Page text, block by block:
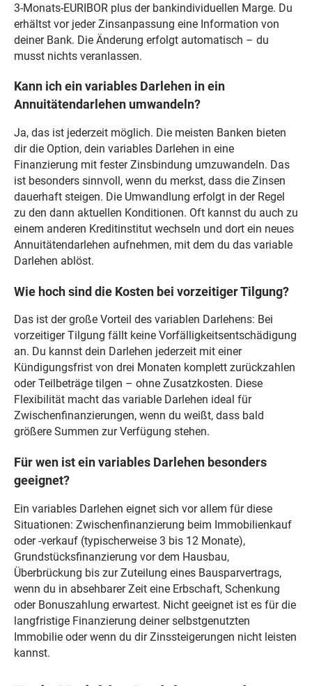
3-Monats-EURIBOR plus der bankindividuellen Marge. Du
erhältst vor jeder Zinsanpassung eine Information von
deiner Bank. Die Änderung erfolgt automatisch – du
musst nichts veranlassen.
Kann ich ein variables Darlehen in ein
Annuitätendarlehen umwandeln?
Ja, das ist jederzeit möglich. Die meisten Banken bieten
dir die Option, dein variables Darlehen in eine
Finanzierung mit fester Zinsbindung umzuwandeln. Das
ist besonders sinnvoll, wenn du merkst, dass die Zinsen
dauerhaft steigen. Die Umwandlung erfolgt in der Regel
zu den dann aktuellen Konditionen. Oft kannst du auch zu
einem anderen Kreditinstitut wechseln und dort ein neues
Annuitätendarlehen aufnehmen, mit dem du das variable
Darlehen ablöst.
Wie hoch sind die Kosten bei vorzeitiger Tilgung?
Das ist der große Vorteil des variablen Darlehens: Bei
vorzeitiger Tilgung fällt keine Vorfälligkeitsentschädigung
an. Du kannst dein Darlehen jederzeit mit einer
Kündigungsfrist von drei Monaten komplett zurückzahlen
oder Teilbeträge tilgen – ohne Zusatzkosten. Diese
Flexibilität macht das variable Darlehen ideal für
Zwischenfinanzierungen, wenn du weißt, dass bald
größere Summen zur Verfügung stehen.
Für wen ist ein variables Darlehen besonders
geeignet?
Ein variables Darlehen eignet sich vor allem für diese
Situationen: Zwischenfinanzierung beim Immobilienkauf
oder -verkauf (typischerweise 3 bis 12 Monate),
Grundstücksfinanzierung vor dem Hausbau,
Überbrückung bis zur Zuteilung eines Bausparvertrags,
wenn du in absehbarer Zeit eine Erbschaft, Schenkung
oder Bonuszahlung erwartest. Nicht geeignet ist es für die
langfristige Finanzierung deiner selbstgenutzten
Immobilie oder wenn du dir Zinssteigerungen nicht leisten
kannst.